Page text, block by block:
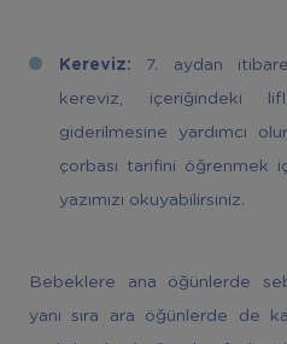
Kereviz: 7. aydan
kereviz, içeriğindeki
giderilmesine yardımcı
çorbası tarifini öğrenmek
yazımızı okuyabilirsiniz.
Bebeklere ana öğünlerde
yanı sıra ara öğünlerde de